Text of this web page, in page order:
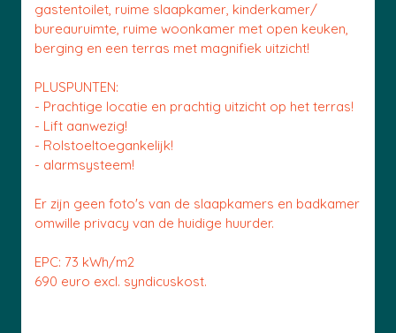
gastentoilet, ruime slaapkamer, kinderkamer/
bureauruimte, ruime woonkamer met open keuken,
berging en een terras met magnifiek uitzicht!
PLUSPUNTEN:
- Prachtige locatie en prachtig uitzicht op het terras!
- Lift aanwezig!
- Rolstoeltoegankelijk!
- alarmsysteem!
Er zijn geen foto's van de slaapkamers en badkamer
omwille privacy van de huidige huurder.
EPC: 73 kWh/m2
690 euro excl. syndicuskost.